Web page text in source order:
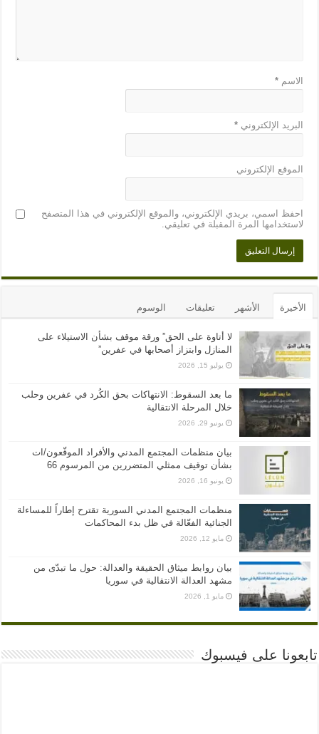
الاسم*
البريد الإلكتروني*
الموقع الإلكتروني
احفظ اسمي، بريدي الإلكتروني، والموقع الإلكتروني في هذا المتصفح
لاستخدامها المرة المقبلة في تعليقي.
الأخيرة الأشهر تعليقات الوسوم
لا أتاوة على الحق” ورقة موقف بشأن الاستيلاء على
المنازل وابتزاز أصحابها في عفرين”
يوليو 15, 2026
ما بعد السقوط: الانتهاكات بحق الكُرد في عفرين وحلب
خلال المرحلة الانتقالية
يونيو 29, 2026
بيان منظمات المجتمع المدني والأفراد الموقّعون/ات
بشأن توقيف ممثلي المتضررين من المرسوم 66
يونيو 16, 2026
منظمات المجتمع المدني السورية تقترح إطاراً للمساءلة
الجنائية الفعّالة في ظل بدء المحاكمات
مايو 12, 2026
بيان روابط ميثاق الحقيقة والعدالة: حول ما تبدّى من
مشهد العدالة الانتقالية في سوريا
مايو 1, 2026
تابعونا على فيسبوك